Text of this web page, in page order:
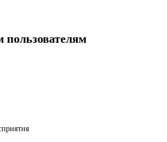
пользователям